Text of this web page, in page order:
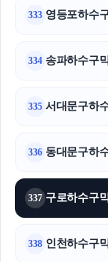
333 영등포하수
334 송파하수구
335 서대문구하
336 동대문구하
337
338 인천하수구